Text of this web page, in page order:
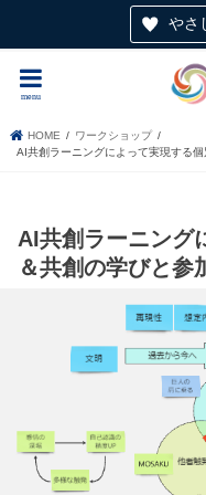
やさ
menu
HOME
ワークショップ
AI共創ラーニングによって実現する
AI共創ラーニング
＆共創の学びと参